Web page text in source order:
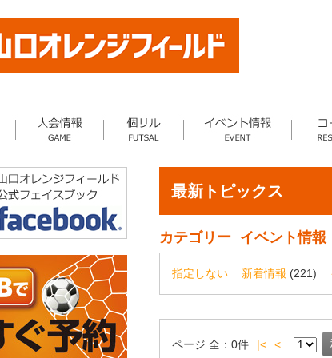
最新トピックス
カテゴリー イベント情報
指定しない 新着情報 (221)
ページ 全： 0件 |< <